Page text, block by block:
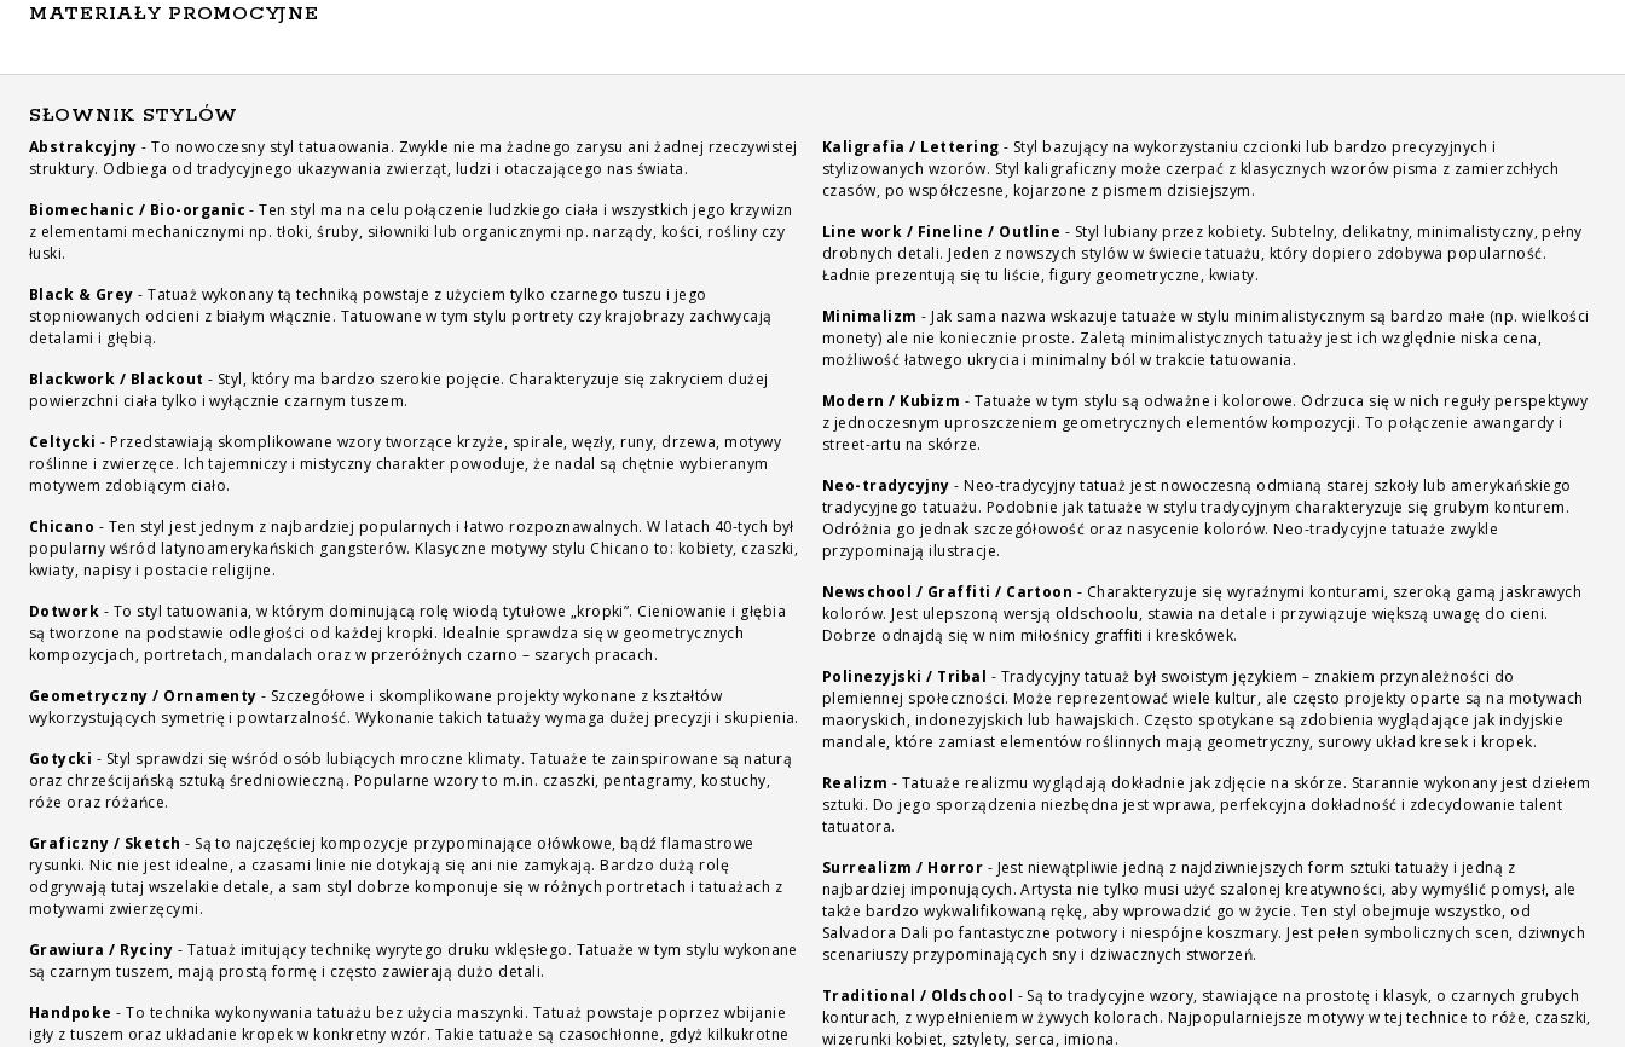
MATERIAŁY PROMOCYJNE
SŁOWNIK STYLÓW
Abstrakcyjny - To nowoczesny styl tatuaowania. Zwykle nie ma żadnego zarysu ani żadnej rzeczywistej
struktury. Odbiega od tradycyjnego ukazywania zwierząt, ludzi i otaczającego nas świata.
Biomechanic / Bio-organic - Ten styl ma na celu połączenie ludzkiego ciała i wszystkich jego krzywizn
z elementami mechanicznymi np. tłoki, śruby, siłowniki lub organicznymi np. narządy, kości, rośliny czy
łuski.
Black & Grey - Tatuaż wykonany tą techniką powstaje z użyciem tylko czarnego tuszu i jego
stopniowanych odcieni z białym włącznie. Tatuowane w tym stylu portrety czy krajobrazy zachwycają
detalami i głębią.
Blackwork / Blackout - Styl, który ma bardzo szerokie pojęcie. Charakteryzuje się zakryciem dużej
powierzchni ciała tylko i wyłącznie czarnym tuszem.
Celtycki - Przedstawiają skomplikowane wzory tworzące krzyże, spirale, węzły, runy, drzewa, motywy
roślinne i zwierzęce. Ich tajemniczy i mistyczny charakter powoduje, że nadal są chętnie wybieranym
motywem zdobiącym ciało.
Chicano - Ten styl jest jednym z najbardziej popularnych i łatwo rozpoznawalnych. W latach 40-tych był
popularny wśród latynoamerykańskich gangsterów. Klasyczne motywy stylu Chicano to: kobiety, czaszki,
kwiaty, napisy i postacie religijne.
Dotwork - To styl tatuowania, w którym dominującą rolę wiodą tytułowe „kropki”. Cieniowanie i głębia
są tworzone na podstawie odległości od każdej kropki. Idealnie sprawdza się w geometrycznych
kompozycjach, portretach, mandalach oraz w przeróżnych czarno – szarych pracach.
Geometryczny / Ornamenty - Szczegółowe i skomplikowane projekty wykonane z kształtów
wykorzystujących symetrię i powtarzalność. Wykonanie takich tatuaży wymaga dużej precyzji i skupienia.
Gotycki - Styl sprawdzi się wśród osób lubiących mroczne klimaty. Tatuaże te zainspirowane są naturą
oraz chrześcijańską sztuką średniowieczną. Popularne wzory to m.in. czaszki, pentagramy, kostuchy,
róże oraz różańce.
Graficzny / Sketch - Są to najczęściej kompozycje przypominające ołówkowe, bądź flamastrowe
rysunki. Nic nie jest idealne, a czasami linie nie dotykają się ani nie zamykają. Bardzo dużą rolę
odgrywają tutaj wszelakie detale, a sam styl dobrze komponuje się w różnych portretach i tatuażach z
motywami zwierzęcymi.
Grawiura / Ryciny - Tatuaż imitujący technikę wyrytego druku wklęsłego. Tatuaże w tym stylu wykonane
są czarnym tuszem, mają prostą formę i często zawierają dużo detali.
Handpoke - To technika wykonywania tatuażu bez użycia maszynki. Tatuaż powstaje poprzez wbijanie
igły z tuszem oraz układanie kropek w konkretny wzór. Takie tatuaże są czasochłonne, gdyż kilkukrotne
Kaligrafia / Lettering - Styl bazujący na wykorzystaniu czcionki lub bardzo precyzyjnych i
stylizowanych wzorów. Styl kaligraficzny może czerpać z klasycznych wzorów pisma z zamierzchłych
czasów, po współczesne, kojarzone z pismem dzisiejszym.
Line work / Fineline / Outline - Styl lubiany przez kobiety. Subtelny, delikatny, minimalistyczny, pełny
drobnych detali. Jeden z nowszych stylów w świecie tatuażu, który dopiero zdobywa popularność.
Ładnie prezentują się tu liście, figury geometryczne, kwiaty.
Minimalizm - Jak sama nazwa wskazuje tatuaże w stylu minimalistycznym są bardzo małe (np. wielkości
monety) ale nie koniecznie proste. Zaletą minimalistycznych tatuaży jest ich względnie niska cena,
możliwość łatwego ukrycia i minimalny ból w trakcie tatuowania.
Modern / Kubizm - Tatuaże w tym stylu są odważne i kolorowe. Odrzuca się w nich reguły perspektywy
z jednoczesnym uproszczeniem geometrycznych elementów kompozycji. To połączenie awangardy i
street-artu na skórze.
Neo-tradycyjny - Neo-tradycyjny tatuaż jest nowoczesną odmianą starej szkoły lub amerykańskiego
tradycyjnego tatuażu. Podobnie jak tatuaże w stylu tradycyjnym charakteryzuje się grubym konturem.
Odróżnia go jednak szczegółowość oraz nasycenie kolorów. Neo-tradycyjne tatuaże zwykle
przypominają ilustracje.
Newschool / Graffiti / Cartoon - Charakteryzuje się wyraźnymi konturami, szeroką gamą jaskrawych
kolorów. Jest ulepszoną wersją oldschoolu, stawia na detale i przywiązuje większą uwagę do cieni.
Dobrze odnajdą się w nim miłośnicy graffiti i kreskówek.
Polinezyjski / Tribal - Tradycyjny tatuaż był swoistym językiem – znakiem przynależności do
plemiennej społeczności. Może reprezentować wiele kultur, ale często projekty oparte są na motywach
maoryskich, indonezyjskich lub hawajskich. Często spotykane są zdobienia wyglądające jak indyjskie
mandale, które zamiast elementów roślinnych mają geometryczny, surowy układ kresek i kropek.
Realizm - Tatuaże realizmu wyglądają dokładnie jak zdjęcie na skórze. Starannie wykonany jest dziełem
sztuki. Do jego sporządzenia niezbędna jest wprawa, perfekcyjna dokładność i zdecydowanie talent
tatuatora.
Surrealizm / Horror - Jest niewątpliwie jedną z najdziwniejszych form sztuki tatuaży i jedną z
najbardziej imponujących. Artysta nie tylko musi użyć szalonej kreatywności, aby wymyślić pomysł, ale
także bardzo wykwalifikowaną rękę, aby wprowadzić go w życie. Ten styl obejmuje wszystko, od
Salvadora Dali po fantastyczne potwory i niespójne koszmary. Jest pełen symbolicznych scen, dziwnych
scenariuszy przypominających sny i dziwacznych stworzeń.
Traditional / Oldschool - Są to tradycyjne wzory, stawiające na prostotę i klasyk, o czarnych grubych
konturach, z wypełnieniem w żywych kolorach. Najpopularniejsze motywy w tej technice to róże, czaszki,
wizerunki kobiet, sztylety, serca, imiona.